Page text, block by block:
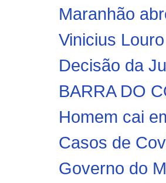
Maranhão
Vinicius
Decisão da
BARRA DO
Homem cai
Casos de
Governo do